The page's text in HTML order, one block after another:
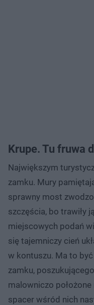
Krupe. Tu fruwa
Największym
zamku. Mury
sprawny most
szczęścia, bo trawiły
miejscowych podań
się tajemniczy cień
w kontuszu. Ma to
zamku,
malowniczo położone
spacer wśród nich